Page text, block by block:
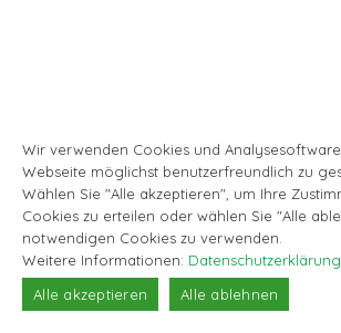
Wir verwenden Cookies und
Webseite möglichst benutzerfreundlich zu
Wählen Sie "Alle akzeptieren", um Ihre
Cookies zu erteilen oder wählen Sie "Alle
notwendigen Cookies zu verwenden.
Weitere Informationen: Datenschutzerklärung
Alle akzeptieren
Alle ablehnen